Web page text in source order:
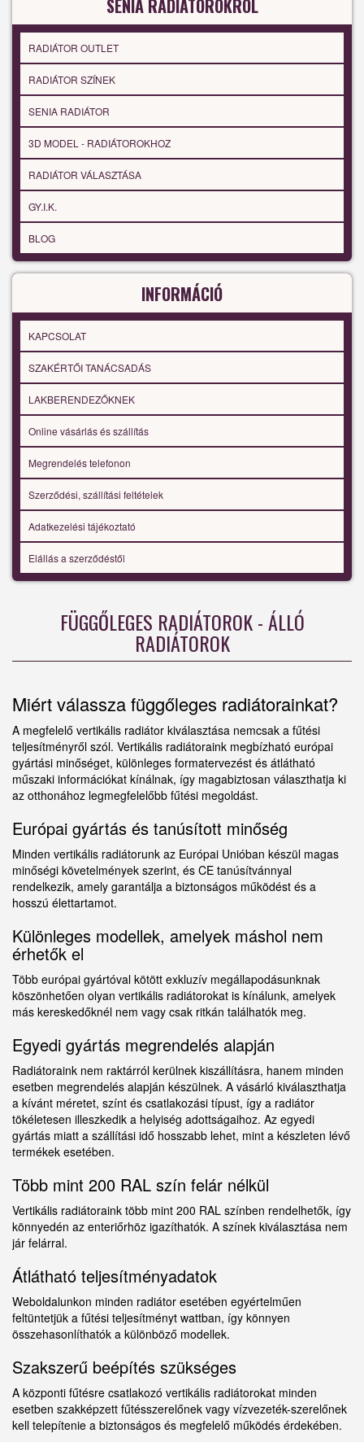
SENIA RADIÁTOROKRÓL
RADIÁTOR OUTLET
RADIÁTOR SZÍNEK
SENIA RADIÁTOR
3D MODEL - RADIÁTOROKHOZ
RADIÁTOR VÁLASZTÁSA
GY.I.K.
BLOG
INFORMÁCIÓ
KAPCSOLAT
SZAKÉRTŐI TANÁCSADÁS
LAKBERENDEZŐKNEK
Online vásárlás és szállítás
Megrendelés telefonon
Szerződési, szállítási feltételek
Adatkezelési tájékoztató
Elállás a szerződéstől
FÜGGŐLEGES RADIÁTOROK - ÁLLÓ
RADIÁTOROK
Miért válassza függőleges radiátorainkat?
A megfelelő vertikális radiátor kiválasztása nemcsak a fűtési
teljesítményről szól. Vertikális radiátoraink megbízható európai
gyártási minőséget, különleges formatervezést és átlátható
műszaki információkat kínálnak, így magabiztosan választhatja ki
az otthonához legmegfelelőbb fűtési megoldást.
Európai gyártás és tanúsított minőség
Minden vertikális radiátorunk az Európai Unióban készül magas
minőségi követelmények szerint, és CE tanúsítvánnyal
rendelkezik, amely garantálja a biztonságos működést és a
hosszú élettartamot.
Különleges modellek, amelyek máshol nem
érhetők el
Több európai gyártóval kötött exkluzív megállapodásunknak
köszönhetően olyan vertikális radiátorokat is kínálunk, amelyek
más kereskedőknél nem vagy csak ritkán találhatók meg.
Egyedi gyártás megrendelés alapján
Radiátoraink nem raktárról kerülnek kiszállításra, hanem minden
esetben megrendelés alapján készülnek. A vásárló kiválaszthatja
a kívánt méretet, színt és csatlakozási típust, így a radiátor
tökéletesen illeszkedik a helyiség adottságaihoz. Az egyedi
gyártás miatt a szállítási idő hosszabb lehet, mint a készleten lévő
termékek esetében.
Több mint 200 RAL szín felár nélkül
Vertikális radiátoraink több mint 200 RAL színben rendelhetők, így
könnyedén az enteriőrhöz igazíthatók. A színek kiválasztása nem
jár felárral.
Átlátható teljesítményadatok
Weboldalunkon minden radiátor esetében egyértelműen
feltüntetjük a fűtési teljesítményt wattban, így könnyen
összehasonlíthatók a különböző modellek.
Szakszerű beépítés szükséges
A központi fűtésre csatlakozó vertikális radiátorokat minden
esetben szakképzett fűtésszerelőnek vagy vízvezeték-szerelőnek
kell telepítenie a biztonságos és megfelelő működés érdekében.